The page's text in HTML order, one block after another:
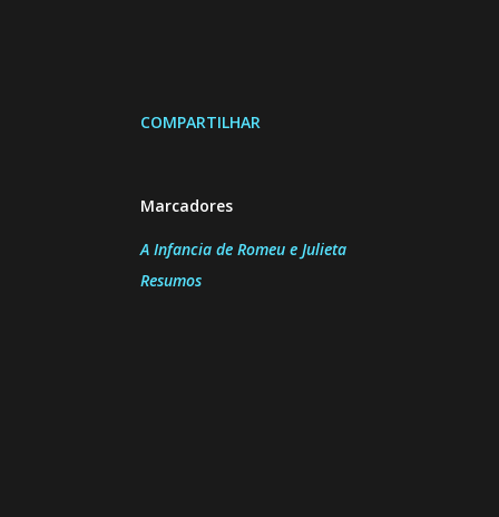
COMPARTILHAR
Marcadores
A Infancia de Romeu e Julieta
Resumos